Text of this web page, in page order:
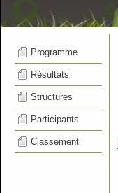
Programme
Résultats
Structures
Participants
Classement